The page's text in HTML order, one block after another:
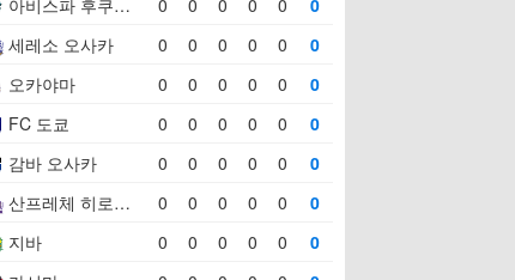
0 0 0 0 0 0
세레소 오사카 0 0 0 0 0 0
오카야마 0 0 0 0 0 0
FC 도쿄 0 0 0 0 0 0
감바 오사카 0 0 0 0 0 0
산프레체 히로시마 0 0 0 0 0 0
지바 0 0 0 0 0 0